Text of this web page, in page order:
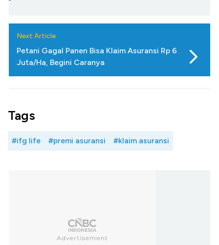
Next Article
Petani Gagal Panen Bisa Klaim Asuransi Rp 6
Juta/Ha, Begini Caranya
Tags
#ifg life #premi asuransi #klaim asuransi